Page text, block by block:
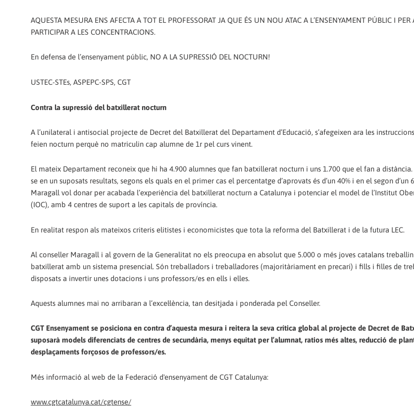
AQUESTA MESURA ENS AFECTA A TOT EL PROFESSORAT JA QUE ÉS UN NOU ATAC A L’ENSENYAMENT PÚBLIC I
PARTICIPAR A LES CONCENTRACIONS.
En defensa de l’ensenyament públic, NO A LA SUPRESSIÓ DEL NOCTURN!
USTEC-STEs, ASPEPC-SPS, CGT
Contra la supressió del batxillerat nocturn
A l’unilateral i antisocial projecte de Decret del Batxillerat del Departament d’Educació, s’afegeixen ara les
feien nocturn perquè no matriculin cap alumne de 1r pel curs vinent.
El mateix Departament reconeix que hi ha 4.900 alumnes que fan batxillerat nocturn i uns 1.700 que el fan a
se en un suposats resultats, segons els quals en el primer cas el percentatge d’aprovats és d’un 40% i en el segon d’un
Maragall vol donar per acabada l’experiència del batxillerat nocturn a Catalunya i potenciar el model de l’Institut
(IOC), amb 4 centres de suport a les capitals de província.
En realitat respon als mateixos criteris elitistes i economicistes que tota la reforma del Batxillerat i de la futura LEC.
Al conseller Maragall i al govern de la Generalitat no els preocupa en absolut que 5.000 o més joves catalans
batxillerat amb un sistema presencial. Són treballadors i treballadores (majoritàriament en precari) i fills i filles de
disposats a invertir unes dotacions i uns professors/es en ells i elles.
Aquests alumnes mai no arribaran a l’excel·lència, tan desitjada i ponderada pel Conseller.
CGT Ensenyament se posiciona en contra d’aquesta mesura i reitera la seva crítica global al projecte de Decret de
suposarà models diferenciats de centres de secundària, menys equitat per l’alumnat, ratios més altes, reducció de
desplaçaments forçosos de professors/es.
Més informació al web de la Federació d'ensenyament de CGT Catalunya:
www.cgtcatalunya.cat/cgtense/